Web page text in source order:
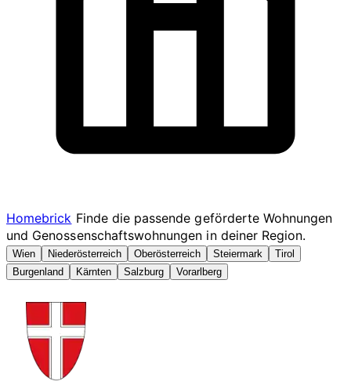
Homebrick Finde die passende geförderte Wohnungen
und Genossenschaftswohnungen in deiner Region.
Wien Niederösterreich Oberösterreich Steiermark
Tirol
Burgenland
Kärnten Salzburg Vorarlberg